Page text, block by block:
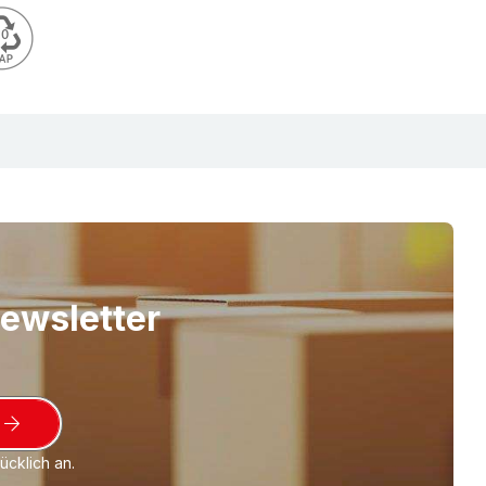
Ihnen gerne auch die Kartonhülle mit Ihrer
ist.
empfindliche Teile. Außen: stabile, braune
Automatikboden, Selbstklebeverschluss und
Einlage aus stoßabsorbierendem
Durch die einzigartige
an.